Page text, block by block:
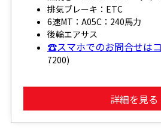
排気ブレーキ：ETC
6速MT：A05C：240馬力
後輪エアサス
☎スマホでのお問合せは
7200)
詳細を見る